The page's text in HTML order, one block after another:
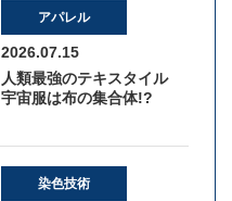
アパレル
2026.07.15
人類最強のテキスタイル
宇宙服は布の集合体!?
染色技術